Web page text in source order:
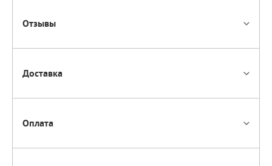
Отзывы
Доставка
Оплата